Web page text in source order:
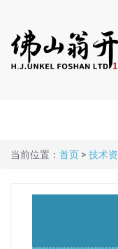
当前位置： 首页 > 技术